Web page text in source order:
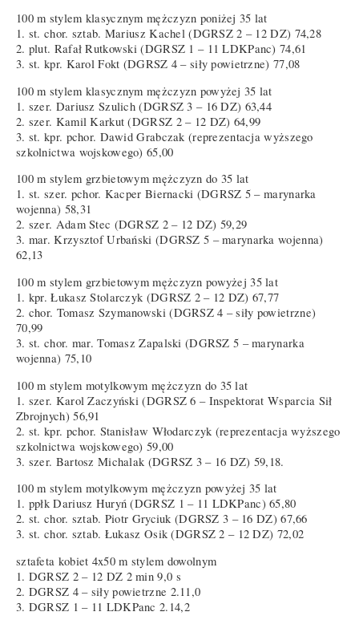
100 m stylem klasycznym mężczyzn poniżej 35 lat
1. st. chor. sztab. Mariusz Kachel (DGRSZ 2 – 12 DZ) 74,28
2. plut. Rafał Rutkowski (DGRSZ 1 – 11 LDKPanc) 74,61
3. st. kpr. Karol Fokt (DGRSZ 4 – siły powietrzne) 77,08
100 m stylem klasycznym mężczyzn powyżej 35 lat
1. szer. Dariusz Szulich (DGRSZ 3 – 16 DZ) 63,44
2. szer. Kamil Karkut (DGRSZ 2 – 12 DZ) 64,99
3. st. kpr. pchor. Dawid Grabczak (reprezentacja wyższego
szkolnictwa wojskowego) 65,00
100 m stylem grzbietowym mężczyzn do 35 lat
1. st. szer. pchor. Kacper Biernacki (DGRSZ 5 – marynarka
wojenna) 58,31
2. szer. Adam Stec (DGRSZ 2 – 12 DZ) 59,29
3. mar. Krzysztof Urbański (DGRSZ 5 – marynarka wojenna)
62,13
100 m stylem grzbietowym mężczyzn powyżej 35 lat
1. kpr. Łukasz Stolarczyk (DGRSZ 2 – 12 DZ) 67,77
2. chor. Tomasz Szymanowski (DGRSZ 4 – siły powietrzne)
70,99
3. st. chor. mar. Tomasz Zapalski (DGRSZ 5 – marynarka
wojenna) 75,10
100 m stylem motylkowym mężczyzn do 35 lat
1. szer. Karol Zaczyński (DGRSZ 6 – Inspektorat Wsparcia Sił
Zbrojnych) 56,91
2. st. kpr. pchor. Stanisław Włodarczyk (reprezentacja wyższego
szkolnictwa wojskowego) 59,00
3. szer. Bartosz Michalak (DGRSZ 3 – 16 DZ) 59,18.
100 m stylem motylkowym mężczyzn powyżej 35 lat
1. ppłk Dariusz Huryń (DGRSZ 1 – 11 LDKPanc) 65,80
2. st. chor. sztab. Piotr Gryciuk (DGRSZ 3 – 16 DZ) 67,66
3. st. chor. sztab. Łukasz Osik (DGRSZ 2 – 12 DZ) 72,02
sztafeta kobiet 4x50 m stylem dowolnym
1. DGRSZ 2 – 12 DZ 2 min 9,0 s
2. DGRSZ 4 – siły powietrzne 2.11,0
3. DGRSZ 1 – 11 LDKPanc 2.14,2